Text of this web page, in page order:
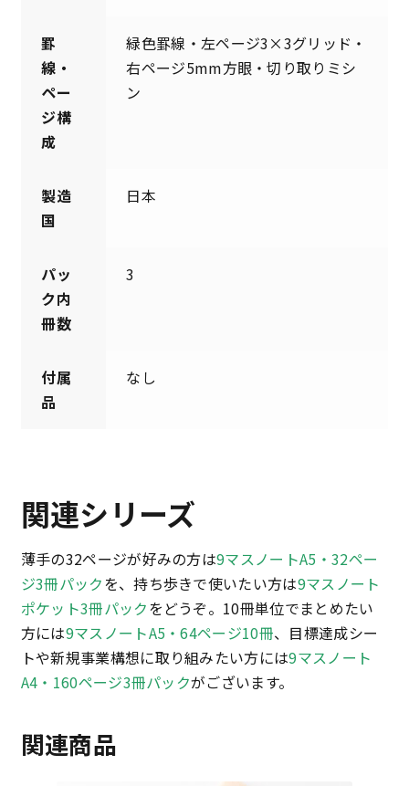
罫
線・
ペー
ジ構
成
緑色罫線・左ページ3×3グリッド・
右ページ5mm方眼・切り取りミシ
ン
製造
国
日本
パッ
ク内
冊数
3
付属
品
なし
関連シリーズ
薄手の32ページが好みの方は9マスノートA5・32ペー
ジ3冊パックを、持ち歩きで使いたい方は9マスノート
ポケット3冊パックをどうぞ。10冊単位でまとめたい
方には9マスノートA5・64ページ10冊、目標達成シー
トや新規事業構想に取り組みたい方には9マスノート
A4・160ページ3冊パックがございます。
関連商品